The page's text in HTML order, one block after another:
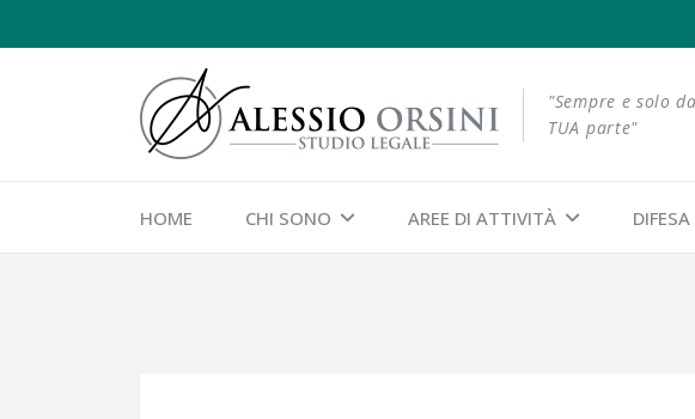
"Sempre e solo
TUA parte"
HOME CHI SONO AREE DI ATTIVITÀ